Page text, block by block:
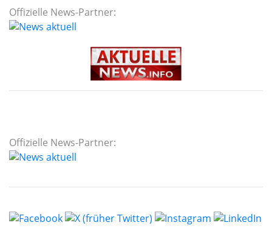
Offizielle News-Partner:
Offizielle News-Partner: